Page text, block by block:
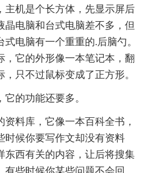
主机是个长方体，先显示屏后
晶电脑和台式电脑差不多，但
电脑有一个重重的.后脑勺。
，它的外形像一本笔记本，翻
只不过鼠标变成了正方形。
的功能还要多。
料库，它像一本百科全书，
时候你要写作文却没有资料
东西有关的内容，让后将搜集